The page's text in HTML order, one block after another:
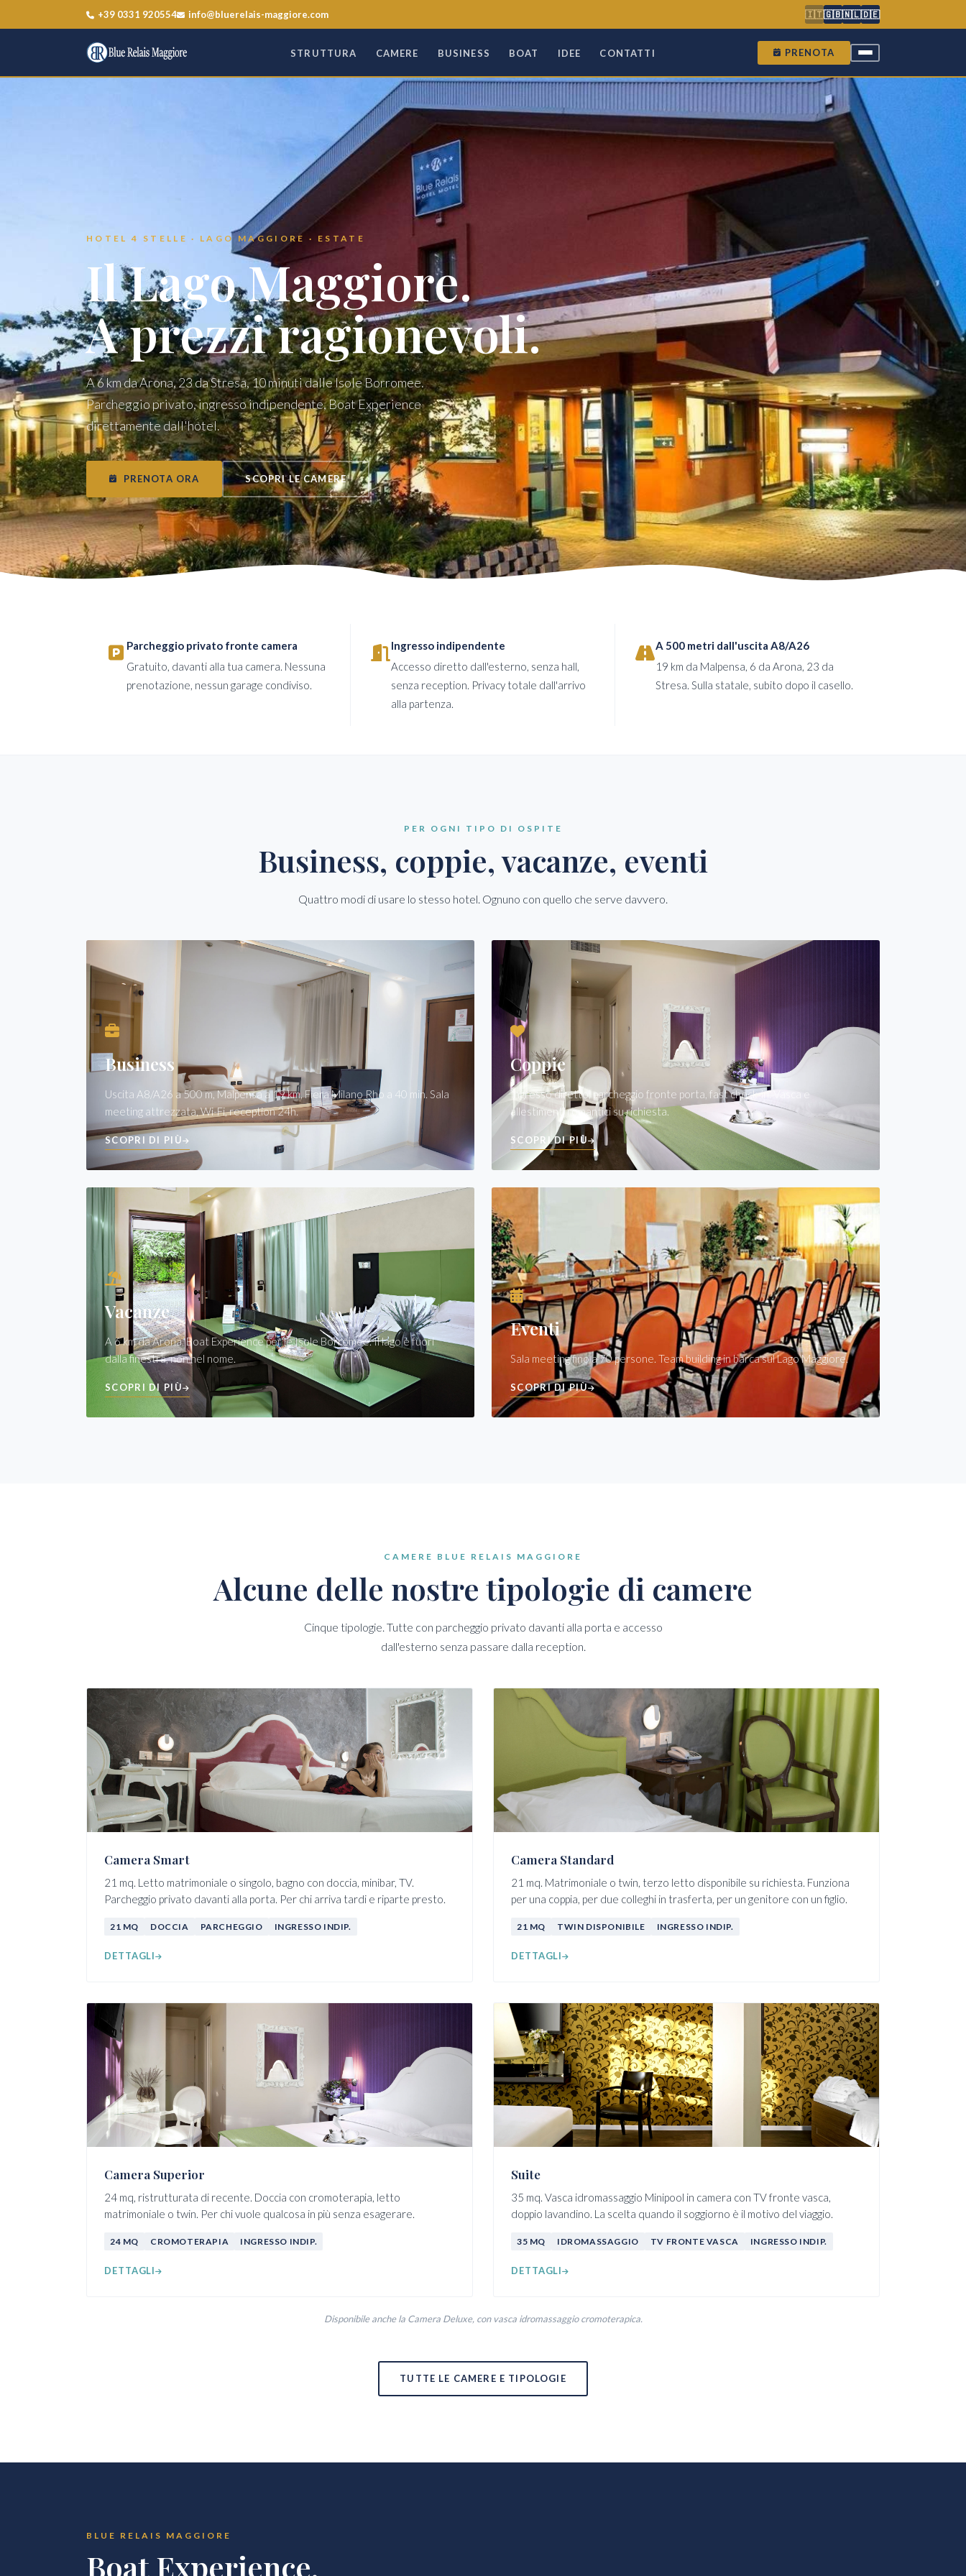
+39 0331 920554 info@bluerelais-maggiore.com 🇮🇹🇬🇧🇳🇱🇩🇪
STRUTTURA CAMERE BUSINESS BOAT IDEE CONTATTI PRENOTA
HOTEL 4 STELLE · LAGO MAGGIORE · ESTATE
Il Lago Maggiore.
A prezzi ragionevoli.
A 6 km da Arona, 23 da Stresa, 10 minuti dalle Isole Borromee.
Parcheggio privato, ingresso indipendente, Boat Experience
direttamente dall'hotel.
PRENOTA ORA SCOPRI LE CAMERE
Parcheggio privato fronte camera
Gratuito, davanti alla tua camera. Nessuna
prenotazione, nessun garage condiviso.
Ingresso indipendente
Accesso diretto dall'esterno, senza hall,
senza reception. Privacy totale dall'arrivo
alla partenza.
A 500 metri dall'uscita A8/A26
19 km da Malpensa, 6 da Arona, 23 da
Stresa. Sulla statale, subito dopo il casello.
PER OGNI TIPO DI OSPITE
Business, coppie, vacanze, eventi
Quattro modi di usare lo stesso hotel. Ognuno con quello che serve davvero.
Business
Uscita A8/A26 a 500 m, Malpensa a 19 km, Fiera Milano Rho a 40 min. Sala
meeting attrezzata, Wi-Fi, reception 24h.
SCOPRI DI PIÙ
Coppie
Ingresso diretto, parcheggio fronte porta, fast check-in. Vasca e
allestimenti romantici su richiesta.
SCOPRI DI PIÙ
Vacanze
A 6 km da Arona, Boat Experience per le Isole Borromee. Il lago è fuori
dalla finestra, non nel nome.
SCOPRI DI PIÙ
Eventi
Sala meeting fino a 70 persone. Team building in barca sul Lago Maggiore.
SCOPRI DI PIÙ
CAMERE BLUE RELAIS MAGGIORE
Alcune delle nostre tipologie di camere
Cinque tipologie. Tutte con parcheggio privato davanti alla porta e accesso
dall'esterno senza passare dalla reception.
Camera Smart
21 mq. Letto matrimoniale o singolo, bagno con doccia, minibar, TV.
Parcheggio privato davanti alla porta. Per chi arriva tardi e riparte presto.
21 MQ DOCCIA PARCHEGGIO INGRESSO INDIP.
DETTAGLI
Camera Standard
21 mq. Matrimoniale o twin, terzo letto disponibile su richiesta. Funziona
per una coppia, per due colleghi in trasferta, per un genitore con un figlio.
21 MQ TWIN DISPONIBILE INGRESSO INDIP.
DETTAGLI
Camera Superior
24 mq, ristrutturata di recente. Doccia con cromoterapia, letto
matrimoniale o twin. Per chi vuole qualcosa in più senza esagerare.
24 MQ CROMOTERAPIA INGRESSO INDIP.
DETTAGLI
Suite
35 mq. Vasca idromassaggio Minipool in camera con TV fronte vasca,
doppio lavandino. La scelta quando il soggiorno è il motivo del viaggio.
35 MQ IDROMASSAGGIO TV FRONTE VASCA INGRESSO INDIP.
DETTAGLI
Disponibile anche la Camera Deluxe, con vasca idromassaggio cromoterapica.
TUTTE LE CAMERE E TIPOLOGIE
BLUE RELAIS MAGGIORE
Boat Experience.